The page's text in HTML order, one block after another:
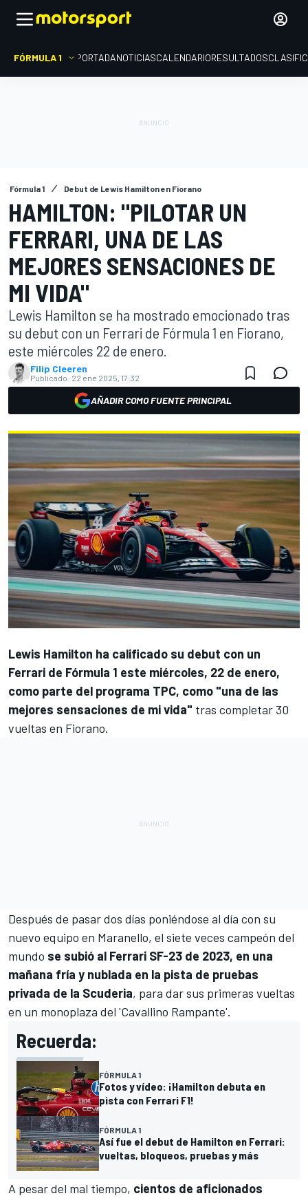
FÓRMULA 1 PORTADANOTICIASCALENDARIORESULTADOS
Fórmula 1 Debut de Lewis Hamilton en Fiorano
HAMILTON: "PILOTAR UN
FERRARI, UNA DE LAS
MEJORES SENSACIONES DE
MI VIDA"
Lewis Hamilton se ha mostrado emocionado tras
su debut con un Ferrari de Fórmula 1 en Fiorano,
este miércoles 22 de enero.
Filip Cleeren
Publicado: 22 ene 2025, 17:32
AÑADIR COMO FUENTE PRINCIPAL
Lewis Hamilton ha calificado su debut con un
Ferrari de Fórmula 1 este miércoles, 22 de enero,
como parte del programa TPC, como "una de las
mejores sensaciones de mi vida" tras completar 30
vueltas en Fiorano.
Después de pasar dos días poniéndose al día con su
nuevo equipo en Maranello, el siete veces campeón del
mundo se subió al Ferrari SF-23 de 2023, en una
mañana fría y nublada en la pista de pruebas
privada de la Scuderia, para dar sus primeras vueltas
en un monoplaza del 'Cavallino Rampante'.
Recuerda:
FÓRMULA 1
Fotos y vídeo: ¡Hamilton debuta en
pista con Ferrari F1!
FÓRMULA 1
Así fue el debut de Hamilton en Ferrari:
vueltas, bloqueos, pruebas y más
A pesar del mal tiempo, cientos de aficionados